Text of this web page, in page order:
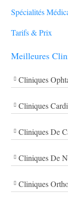
Spécialités
Tarifs & Prix
Meilleures
Cliniques
Cliniques
Cliniques De
Cliniques De
Cliniques